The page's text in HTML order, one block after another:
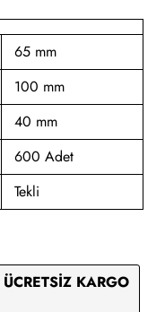
65 mm
100 mm
40 mm
600 Adet
Tekli
ÜCRETSİZ KARGO